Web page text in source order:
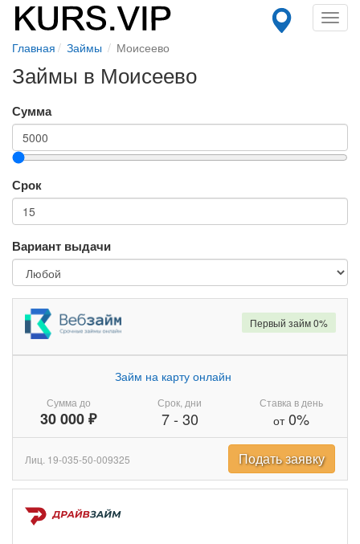
Главная Займы Моисеево
Займы в Моисеево
Сумма
Срок
Вариант выдачи
Сумма до
30 000 ₽
Займ на карту онлайн
Срок, дни
7- 30
Ставка в день
от0%
Первый займ 0%
Лиц. 19-035-50-009325 Подать заявку